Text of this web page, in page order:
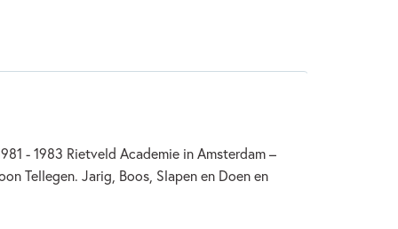
- 1983 Rietveld Academie in Amsterdam –
Tellegen. Jarig, Boos, Slapen en Doen en